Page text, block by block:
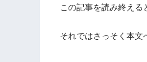
この記事を読み終える
それではさっそく本文